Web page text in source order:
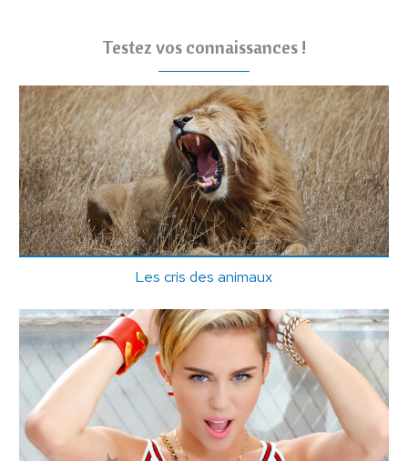
Testez vos connaissances !
Les cris des animaux